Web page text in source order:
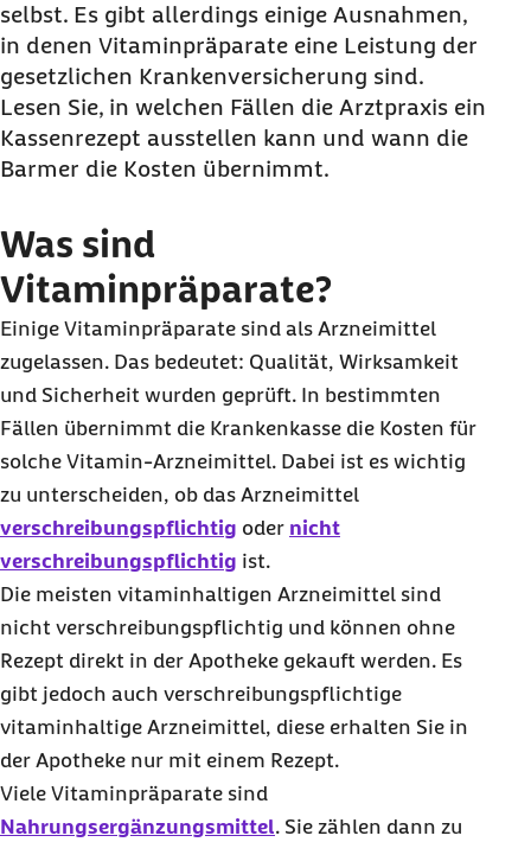
Bezahlt die Krankenkasse Vitaminpräparate?
Immer wissen, welche Kosten abgerechnet
wurden mit Meine Barmer
selbst. Es gibt allerdings einige Ausnahmen,
in denen Vitaminpräparate eine Leistung der
gesetzlichen Krankenversicherung sind.
Lesen Sie, in welchen Fällen die Arztpraxis ein
Kassenrezept ausstellen kann und wann die
Barmer die Kosten übernimmt.
Was sind
Vitaminpräparate?
Einige Vitaminpräparate sind als Arzneimittel
zugelassen. Das bedeutet: Qualität, Wirksamkeit
und Sicherheit wurden geprüft. In bestimmten
Fällen übernimmt die Krankenkasse die Kosten für
solche Vitamin-Arzneimittel. Dabei ist es wichtig
zu unterscheiden, ob das Arzneimittel
verschreibungspflichtig oder nicht
verschreibungspflichtig ist.
Die meisten vitaminhaltigen Arzneimittel sind
nicht verschreibungspflichtig und können ohne
Rezept direkt in der Apotheke gekauft werden. Es
gibt jedoch auch verschreibungspflichtige
vitaminhaltige Arzneimittel, diese erhalten Sie in
der Apotheke nur mit einem Rezept.
Viele Vitaminpräparate sind
Nahrungsergänzungsmittel. Sie zählen dann zu